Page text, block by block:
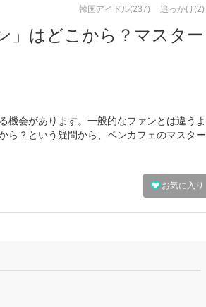
韓国アイドル(237) 追っかけ(2)
」はどこから？マスター
機会があります。一般的なファンとは違うよ
ら？という疑問から、ペンカフェのマスター
お気に入り